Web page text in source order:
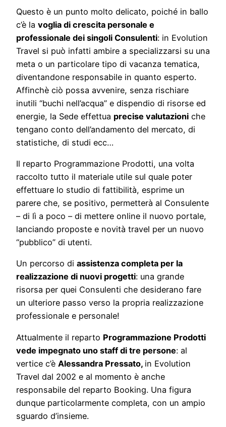
Questo è un punto molto delicato, poiché in ballo
c’è la voglia di crescita personale e
professionale dei singoli Consulenti: in Evolution
Travel si può infatti ambire a specializzarsi su una
meta o un particolare tipo di vacanza tematica,
diventandone responsabile in quanto esperto.
Affinchè ciò possa avvenire, senza rischiare
inutili “buchi nell’acqua” e dispendio di risorse ed
energie, la Sede effettua precise valutazioni che
tengano conto dell’andamento del mercato, di
statistiche, di studi ecc…
Il reparto Programmazione Prodotti, una volta
raccolto tutto il materiale utile sul quale poter
effettuare lo studio di fattibilità, esprime un
parere che, se positivo, permetterà al Consulente
– di lì a poco – di mettere online il nuovo portale,
lanciando proposte e novità travel per un nuovo
“pubblico” di utenti.
Un percorso di assistenza completa per la
realizzazione di nuovi progetti: una grande
risorsa per quei Consulenti che desiderano fare
un ulteriore passo verso la propria realizzazione
professionale e personale!
Attualmente il reparto Programmazione Prodotti
vede impegnato uno staff di tre persone: al
vertice c’è Alessandra Pressato, in Evolution
Travel dal 2002 e al momento è anche
responsabile del reparto Booking. Una figura
dunque particolarmente completa, con un ampio
sguardo d’insieme.